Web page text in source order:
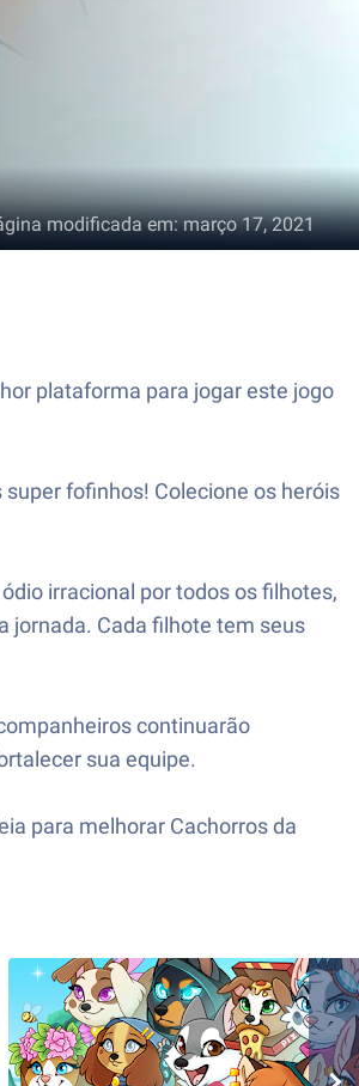
modificada em:março 17, 2021
plataforma para jogar este jogo
fofinhos! Colecione os heróis
irracional por todos os filhotes,
jornada. Cada filhote tem seus
continuarão
sua equipe.
para melhorar Cachorros da